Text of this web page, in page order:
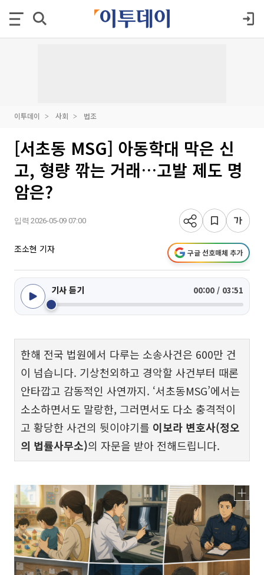
이투데이 사회 법조
[서초동 MSG] 아동학대 막은 신
고, 형량 깎는 거래…고발 제도 명
암은?
입력 2026-05-09 07:00
조소현 기자 구글 선호매체 추가
기사 듣기 00:00 / 03:51
한해 전국 법원에서 다루는 소송사건은 600만 건
이 넘습니다. 기상천외하고 경악할 사건부터 때론
안타깝고 감동적인 사연까지. ‘서초동MSG’에서는
소소하면서도 말랑한, 그러면서도 다소 충격적이
고 황당한 사건의 뒷이야기를 이보라 변호사(정오
의 법률사무소)의 자문을 받아 전해드립니다.